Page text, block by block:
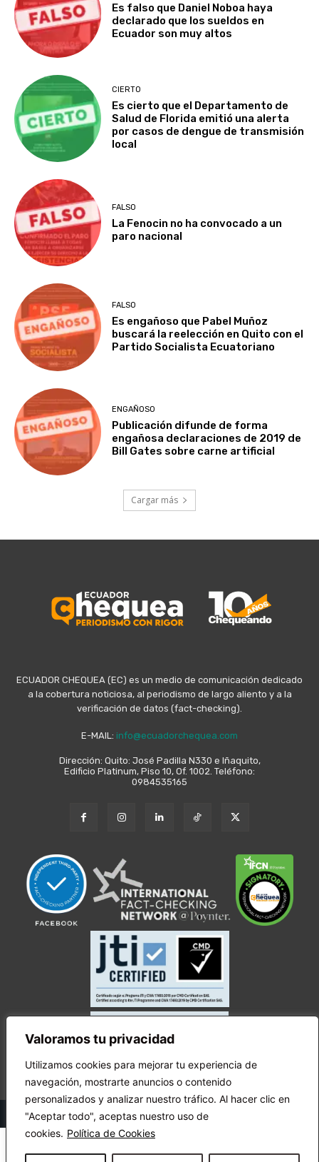
Valoramos tu privacidad
Utilizamos cookies para mejorar tu experiencia de
navegación, mostrarte anuncios o contenido
personalizados y analizar nuestro tráfico. Al hacer clic en
"Aceptar todo", aceptas nuestro uso de
cookies. Política de Cookies
Es falso que Daniel Noboa haya
declarado que los sueldos en
Ecuador son muy altos
CIERTO
Es cierto que el Departamento de
Salud de Florida emitió una alerta
por casos de dengue de transmisión
local
FALSO
La Fenocin no ha convocado a un
paro nacional
FALSO
Es engañoso que Pabel Muñoz
buscará la reelección en Quito con el
Partido Socialista Ecuatoriano
ENGAÑOSO
Publicación difunde de forma
engañosa declaraciones de 2019 de
Bill Gates sobre carne artificial
Cargar más
ECUADOR CHEQUEA (EC) es un medio de comunicación dedicado
a la cobertura noticiosa, al periodismo de largo aliento y a la
verificación de datos (fact-checking).
E-MAIL: info@ecuadorchequea.com
Dirección: Quito: José Padilla N330 e Iñaquito,
Edificio Platinum, Piso 10, Of. 1002. Teléfono:
0984535165
© Copyright Ecuador Chequea 2025.